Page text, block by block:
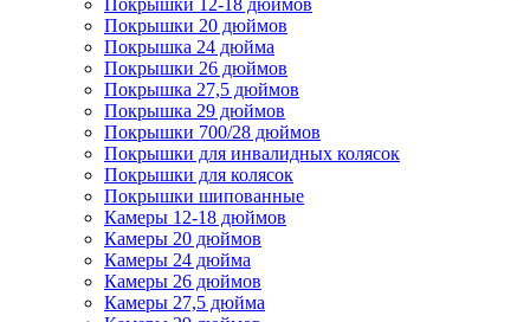
Покрышки 20 дюймов
Покрышка 24 дюйма
Покрышки 26 дюймов
Покрышка 27,5 дюймов
Покрышка 29 дюймов
Покрышки 700/28 дюймов
Покрышки для инвалидных колясок
Покрышки для колясок
Покрышки шипованные
Камеры 12-18 дюймов
Камеры 20 дюймов
Камеры 24 дюйма
Камеры 26 дюймов
Камеры 27,5 дюйма